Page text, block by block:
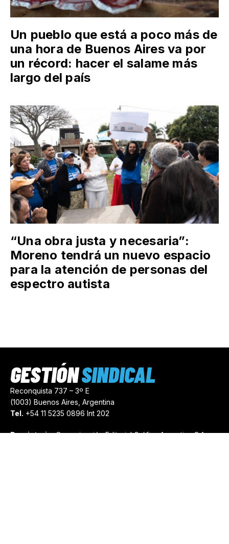
Un pueblo que está a poco más de
una hora de Buenos Aires va por
un récord: hacer el salame más
largo del país
“Una obra justa y necesaria”:
Moreno tendrá un nuevo espacio
para la atención de personas del
espectro autista
Reconquista 737 – 3º E
(1003) Buenos Aires, Argentina
Tel. +54 11 5235 0896 Int 202
Propietario:Comunicación Editorial Gráfica Argentina S.A.
GESTIÓNSINDICAL